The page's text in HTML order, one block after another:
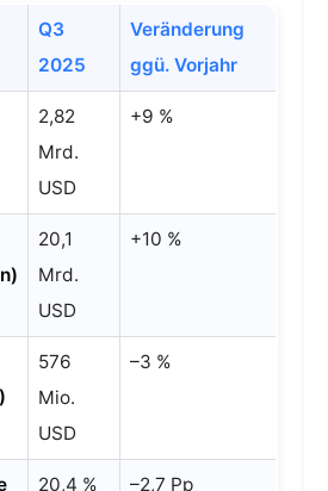
– aber
Umsatz
und
GMV
steigen:
2️⃣
Marge
3️⃣
Goldese
Q3
2025
Veränderung
ggü. Vorjahr
2,82
Mrd.
USD
+9 %
20,1
Mrd.
USD
+10 %
576
Mio.
USD
–3 %
20,4 % –2,7 Pp